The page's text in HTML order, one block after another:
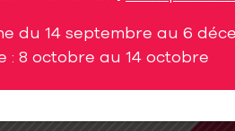
/
du 14 septembre au 6
: 8 octobre au 14 octobre